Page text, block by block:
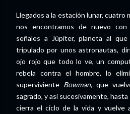
Llegados a la estación lunar, cuatro
nos encontramos de nuevo
señales a Júpiter, planeta al
tripulado por unos astronautas,
ojo rojo que todo lo ve, un
rebela contra el hombre, lo
superviviente Bowman, que
sagrado, y así sucesivamente,
cierra el ciclo de la vida y vuelve